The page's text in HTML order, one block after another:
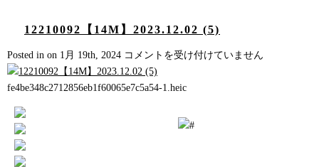
クリニック紹介
無料カウンセリング WEB予約はこちら／お問
い合わせ
プライバシーポリシー
無料相談窓口
ご予約はこちら
東京都新宿区西新宿7-20-2 愛美堂ビル7階
受付時間11:00~20:00 年中無休
12210092【14M】2023.12.02 (5)
Posted in on 1月 19th, 2024 12210092【14M】
2023.12.02
(5)
コメントを受け付けていません
fe4be348c2712856eb1f60065e7c5a54-1.heic